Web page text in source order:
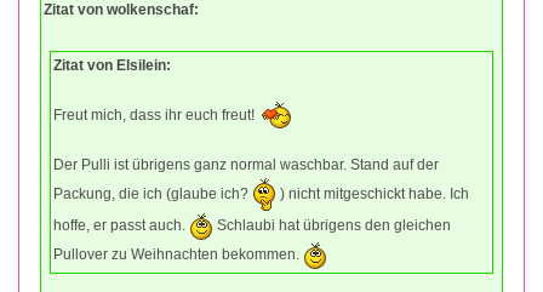
Zitat von wolkenschaf:
Zitat von Elsilein:
Freut mich, dass ihr euch freut!
Der Pulli ist übrigens ganz normal waschbar. Stand auf der
Packung, die ich (glaube ich?
) nicht mitgeschickt habe. Ich
hoffe, er passt auch.
Schlaubi hat übrigens den gleichen
Pullover zu Weihnachten bekommen.